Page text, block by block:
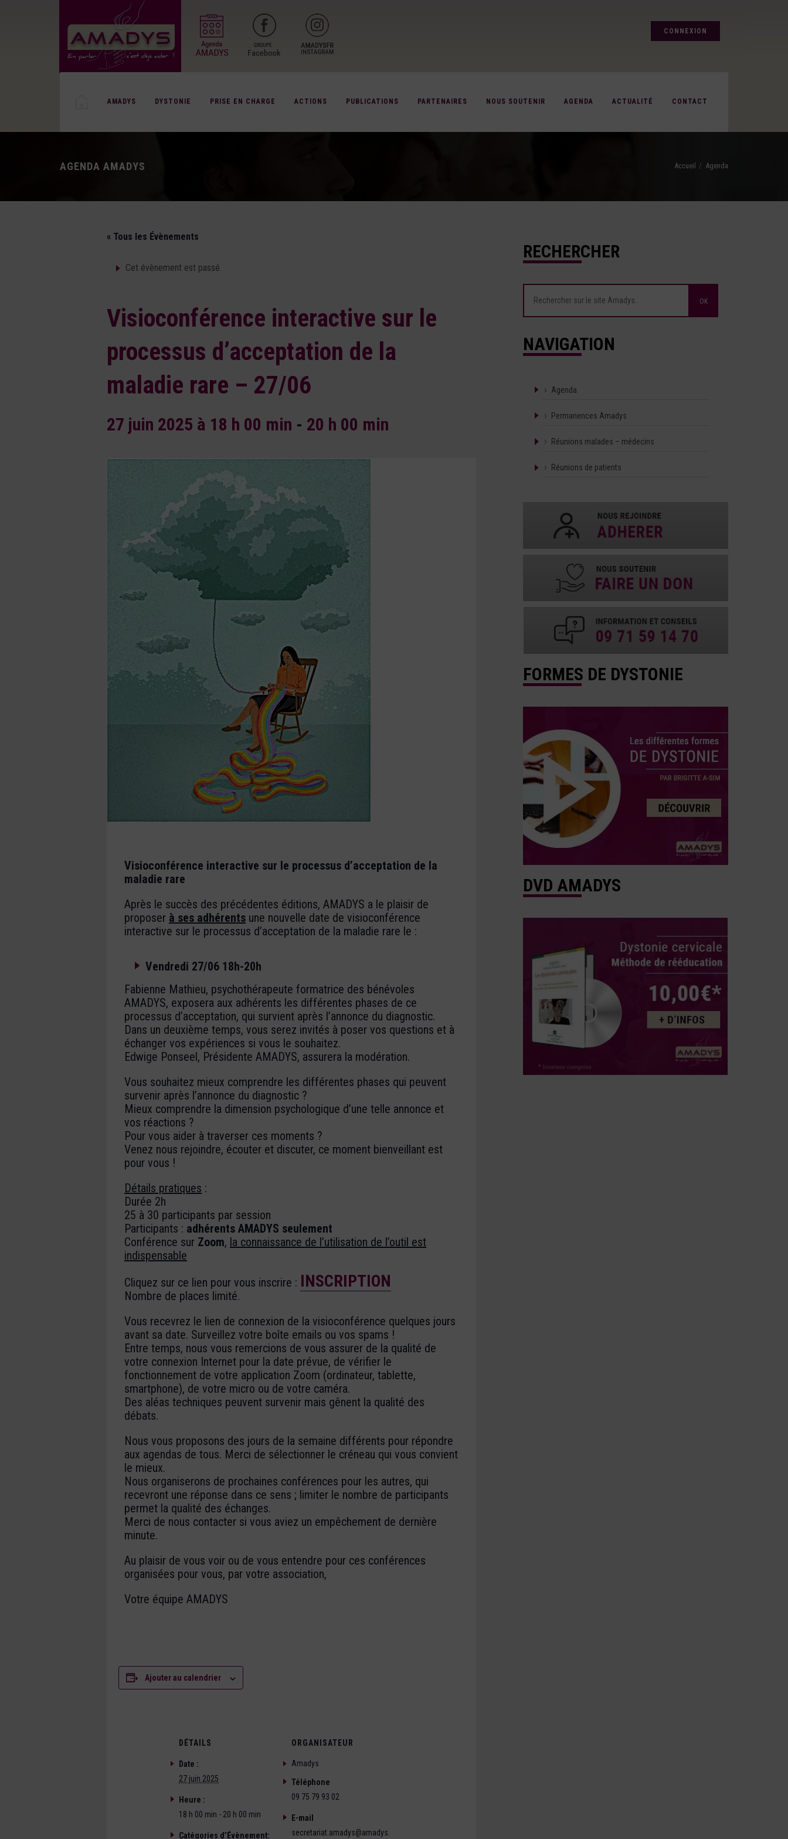
CONNEXION
AMADYS DYSTONIE PRISE EN CHARGE ACTIONS PUBLICATIONS PARTENAIRES NOUS SOUTENIR AGENDA ACTUALITÉ CONTACT
AGENDA AMADYS Accueil Agenda
« Tous les Évènements
Cet évènement est passé.
Visioconférence interactive sur le
processus d’acceptation de la
maladie rare – 27/06
27 juin 2025 à 18 h 00 min - 20 h 00 min
Visioconférence interactive sur le processus d’acceptation de la
maladie rare
Après le succès des précédentes éditions, AMADYS a le plaisir de
proposer à ses adhérents une nouvelle date de visioconférence
interactive sur le processus d’acceptation de la maladie rare le :
Vendredi 27/06 18h-20h
Fabienne Mathieu, psychothérapeute formatrice des bénévoles
AMADYS, exposera aux adhérents les différentes phases de ce
processus d’acceptation, qui survient après l’annonce du diagnostic.
Dans un deuxième temps, vous serez invités à poser vos questions et à
échanger vos expériences si vous le souhaitez.
Edwige Ponseel, Présidente AMADYS, assurera la modération.
Vous souhaitez mieux comprendre les différentes phases qui peuvent
survenir après l’annonce du diagnostic ?
Mieux comprendre la dimension psychologique d’une telle annonce et
vos réactions ?
Pour vous aider à traverser ces moments ?
Venez nous rejoindre, écouter et discuter, ce moment bienveillant est
pour vous !
Détails pratiques :
Durée 2h
25 à 30 participants par session
Participants : adhérents AMADYS seulement
Conférence sur Zoom, la connaissance de l’utilisation de l’outil est
indispensable
Cliquez sur ce lien pour vous inscrire : INSCRIPTION
Nombre de places limité.
Vous recevrez le lien de connexion de la visioconférence quelques jours
avant sa date. Surveillez votre boîte emails ou vos spams !
Entre temps, nous vous remercions de vous assurer de la qualité de
votre connexion Internet pour la date prévue, de vérifier le
fonctionnement de votre application Zoom (ordinateur, tablette,
smartphone), de votre micro ou de votre caméra.
Des aléas techniques peuvent survenir mais gênent la qualité des
débats.
Nous vous proposons des jours de la semaine différents pour répondre
aux agendas de tous. Merci de sélectionner le créneau qui vous convient
le mieux.
Nous organiserons de prochaines conférences pour les autres, qui
recevront une réponse dans ce sens ; limiter le nombre de participants
permet la qualité des échanges.
Merci de nous contacter si vous aviez un empêchement de dernière
minute.
Au plaisir de vous voir ou de vous entendre pour ces conférences
organisées pour vous, par votre association,
Votre équipe AMADYS
Ajouter au calendrier
DÉTAILS
Date :
27 juin 2025
Heure :
18 h 00 min - 20 h 00 min
Catégories d’Évènement:
ORGANISATEUR
Amadys
Téléphone
09 75 79 93 02
E-mail
secretariat.amadys@amadys.
RECHERCHER
NAVIGATION
Agenda
Permanences Amadys
Réunions malades – médecins
Réunions de patients
FORMES DE DYSTONIE
DVD AMADYS